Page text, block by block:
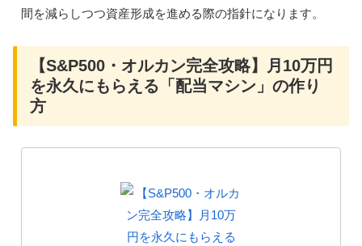
間を減らしつつ資産形成を進める際の指針になります。
【S&P500・オルカン完全攻略】月10万円
を永久にもらえる「配当マシン」の作り
方